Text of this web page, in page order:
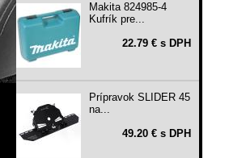
Makita 824985-4
Kufrík pre...
22.79 € s DPH
Prípravok SLIDER 45
na...
49.20 € s DPH